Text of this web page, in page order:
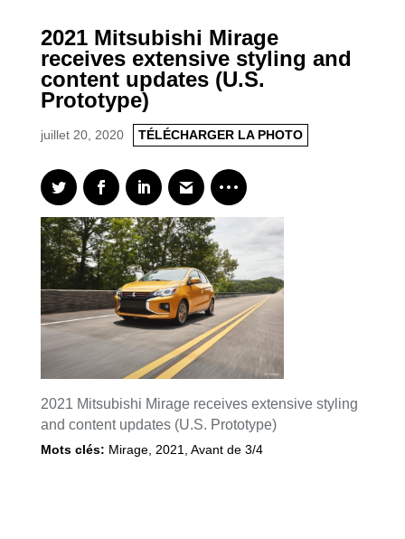
2021 Mitsubishi Mirage
receives extensive styling and
content updates (U.S.
Prototype)
juillet 20, 2020 TÉLÉCHARGER LA PHOTO
2021 Mitsubishi Mirage receives extensive styling
and content updates (U.S. Prototype)
Mots clés: Mirage, 2021, Avant de 3/4